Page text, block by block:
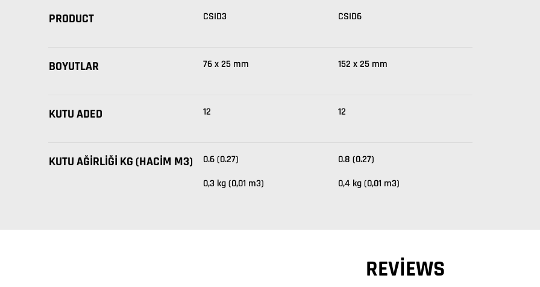
PRODUCT CSID3 CSID6
BOYUTLAR 76 x 25 mm 152 x 25 mm
KUTU ADED 12 12
KUTU AĞIRLIĞI KG (HACIM M3)
0.6 (0.27)
0,3 kg (0,01 m3)
0.8 (0.27)
0,4 kg (0,01 m3)
REVIEWS